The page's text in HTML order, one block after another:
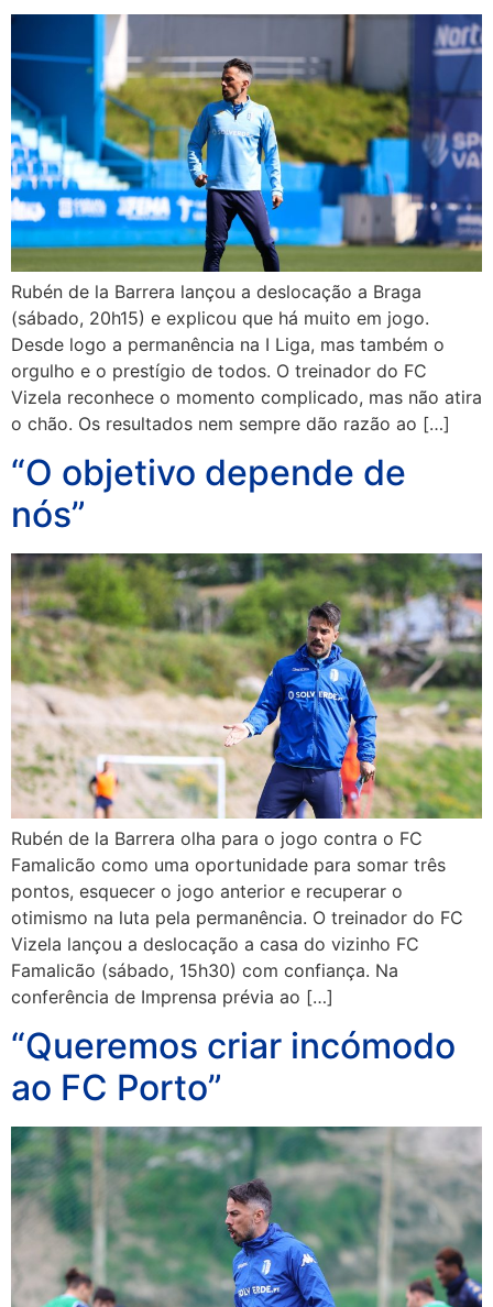
Rubén de la Barrera lançou a deslocação a Braga
(sábado, 20h15) e explicou que há muito em jogo.
Desde logo a permanência na I Liga, mas também o
orgulho e o prestígio de todos. O treinador do FC
Vizela reconhece o momento complicado, mas não atira
o chão. Os resultados nem sempre dão razão ao […]
“O objetivo depende de
nós”
Rubén de la Barrera olha para o jogo contra o FC
Famalicão como uma oportunidade para somar três
pontos, esquecer o jogo anterior e recuperar o
otimismo na luta pela permanência. O treinador do FC
Vizela lançou a deslocação a casa do vizinho FC
Famalicão (sábado, 15h30) com confiança. Na
conferência de Imprensa prévia ao […]
“Queremos criar incómodo
ao FC Porto”